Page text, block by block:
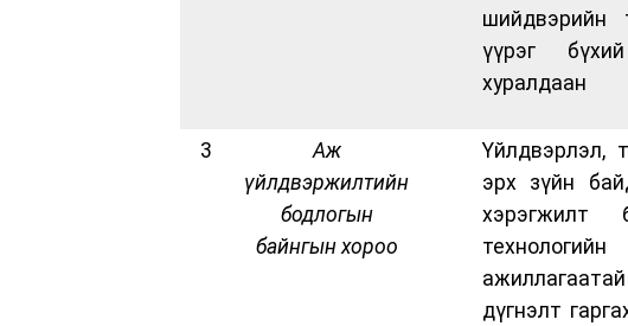
шийдвэрийн
үүрэг
хуралдаан
3
Аж
үйлдвэржилтийн
бодлогын
байнгын хороо
Үйлдвэрлэл,
эрх зүйн
хэрэгжилт
дүгнэлт